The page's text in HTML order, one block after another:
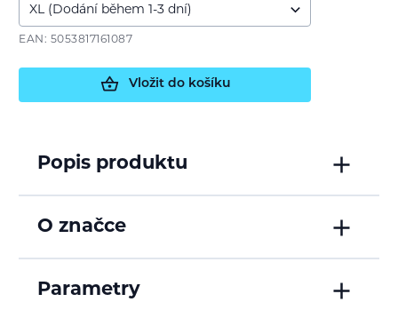
EAN: 5053817161087
Vložit do košíku
Popis produktu
O značce
Parametry